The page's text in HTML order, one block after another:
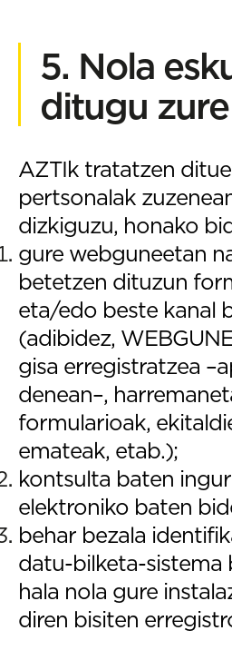
5. Nola
ditugu
AZTIk tratatzen
pertsonalak
dizkiguzu, honako
gure webguneetan
betetzen dituzun
eta/edo beste kanal
(adibidez,
gisa erregistratzea
denean–,
formularioak,
emateak, etab.);
kontsulta baten
elektroniko baten
behar bezala
datu-bilketa-sistema
hala nola gure
diren bisiten